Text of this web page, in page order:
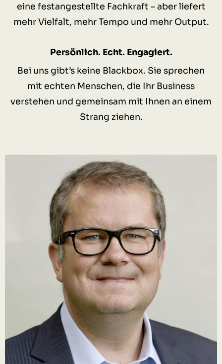
eine festangestellte Fachkraft – aber liefert
mehr Vielfalt, mehr Tempo und mehr Output.
Persönlich. Echt. Engagiert.
Bei uns gibt’s keine Blackbox. Sie sprechen
mit echten Menschen, die Ihr Business
verstehen und gemeinsam mit Ihnen an einem
Strang ziehen.